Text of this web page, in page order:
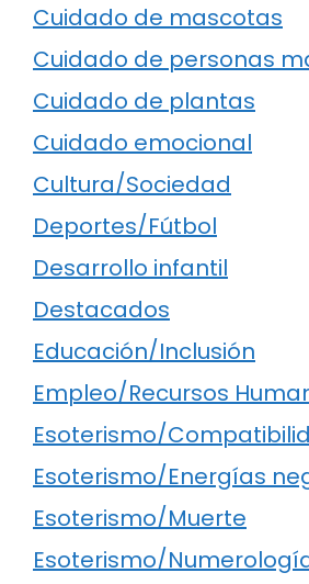
Cuidado de mascotas
Cuidado de personas
Cuidado de plantas
Cuidado emocional
Cultura/Sociedad
Deportes/Fútbol
Desarrollo infantil
Destacados
Educación/Inclusión
Empleo/Recursos
Esoterismo/
Esoterismo/Energías
Esoterismo/Muerte
Esoterismo/